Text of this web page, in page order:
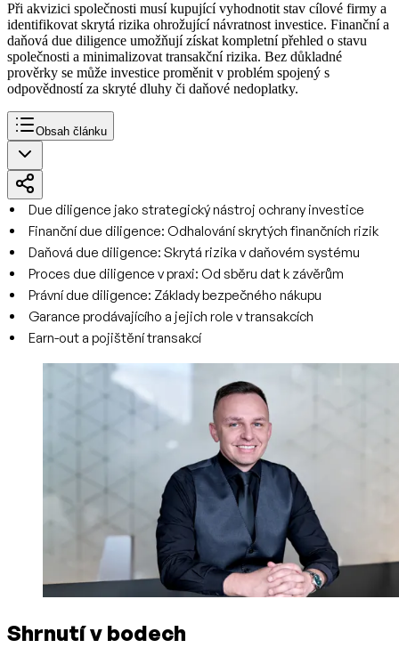
Při akvizici společnosti musí kupující vyhodnotit stav cílové firmy a
identifikovat skrytá rizika ohrožující návratnost investice. Finanční a
daňová due diligence umožňují získat kompletní přehled o stavu
společnosti a minimalizovat transakční rizika. Bez důkladné
prověrky se může investice proměnit v problém spojený s
odpovědností za skryté dluhy či daňové nedoplatky.
Obsah článku
Due diligence jako strategický nástroj ochrany investice
Finanční due diligence: Odhalování skrytých finančních rizik
Daňová due diligence: Skrytá rizika v daňovém systému
Proces due diligence v praxi: Od sběru dat k závěrům
Právní due diligence: Základy bezpečného nákupu
Garance prodávajícího a jejich role v transakcích
Earn-out a pojištění transakcí
Shrnutí v bodech